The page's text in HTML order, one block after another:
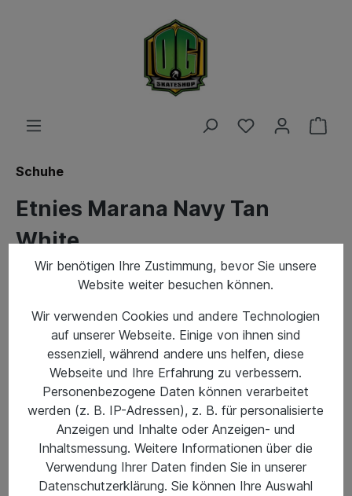
Schuhe
Etnies Marana Navy Tan
White
Wir benötigen Ihre Zustimmung, bevor Sie unsere
Website weiter besuchen können.
Wir verwenden Cookies und andere Technologien
auf unserer Webseite. Einige von ihnen sind
essenziell, während andere uns helfen, diese
Webseite und Ihre Erfahrung zu verbessern.
Personenbezogene Daten können verarbeitet
werden (z. B. IP-Adressen), z. B. für personalisierte
Anzeigen und Inhalte oder Anzeigen- und
Inhaltsmessung. Weitere Informationen über die
Verwendung Ihrer Daten finden Sie in unserer
Datenschutzerklärung. Sie können Ihre Auswahl